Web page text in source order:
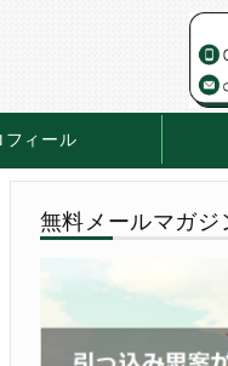
フィール
無料メールマガジ